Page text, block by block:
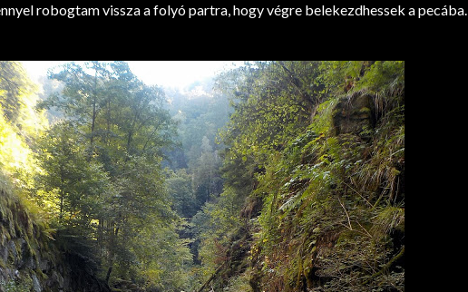
robogtam vissza a folyó partra, hogy végre belekezdhessek a pecába.